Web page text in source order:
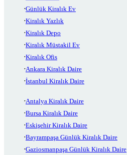
Günlük Kiralık Ev
Kiralık Yazlık
Kiralık Depo
Kiralık Müstakil Ev
Kiralık Ofis
Ankara Kiralık Daire
İstanbul Kiralık Daire
Antalya Kiralık Daire
Bursa Kiralık Daire
Eskişehir Kiralık Daire
Bayrampaşa Günlük Kiralık Daire
Gaziosmanpaşa Günlük Kiralık Daire